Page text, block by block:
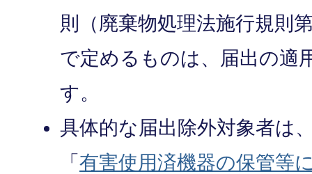
則（廃棄物処理法施行規則
で定めるものは、届出の適
す。
具体的な届出除外対象者は
「 有害使用済機器の保管等